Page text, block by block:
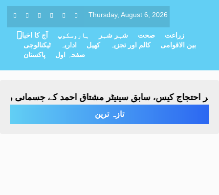
Thursday, August 6, 2026
آج کا اخبار ہاروسکوپ شہر شہر صحت
زراعت
ٹیکنالوجی
اداریہ کھیل کالم اور تجزیہ
بین الاقوامی
پاکستان
صفحہ اول
کیس، سابق سینیٹر مشتاق احمد کے جسمانی ریمانڈ میں 4 روز کی
تازہ ترین